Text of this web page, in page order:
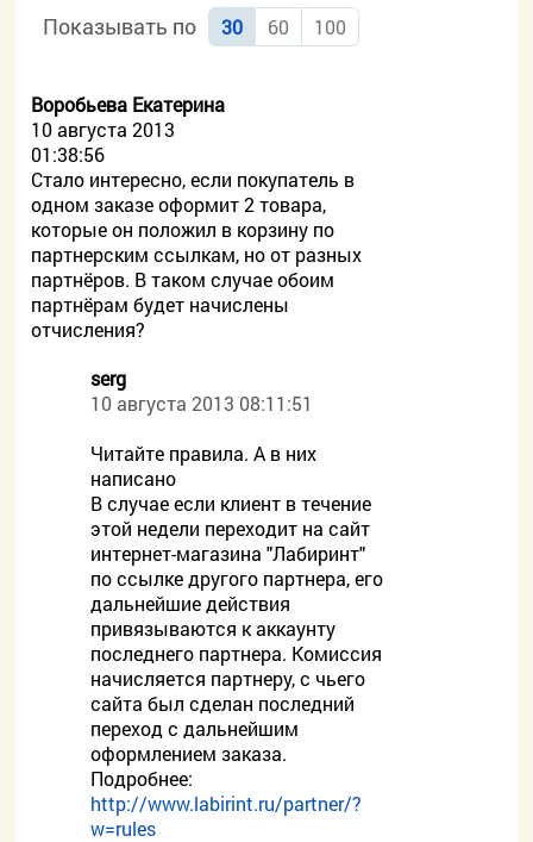
Показывать по 30 60 100
Воробьева Екатерина
10 августа 2013
01:38:56
Стало интересно, если покупатель в
одном заказе оформит 2 товара,
которые он положил в корзину по
партнерским ссылкам, но от разных
партнёров. В таком случае обоим
партнёрам будет начислены
отчисления?
serg
10 августа 2013 08:11:51
Читайте правила. А в них
написано
В случае если клиент в течение
этой недели переходит на сайт
интернет-магазина "Лабиринт"
по ссылке другого партнера, его
дальнейшие действия
привязываются к аккаунту
последнего партнера. Комиссия
начисляется партнеру, с чьего
сайта был сделан последний
переход с дальнейшим
оформлением заказа.
Подробнее:
http://www.labirint.ru/partner/?
w=rules